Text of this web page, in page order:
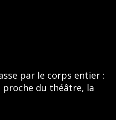
par le corps entier :
proche du théâtre, la